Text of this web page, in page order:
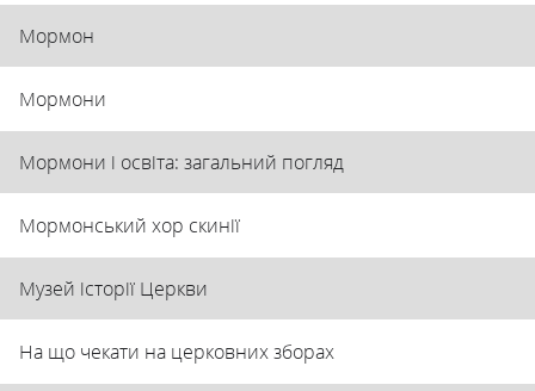
Мормон
Мормони
Мормони і освіта: загальний погляд
Мормонський хор скинії
Музей історії Церкви
На що чекати на церковних зборах